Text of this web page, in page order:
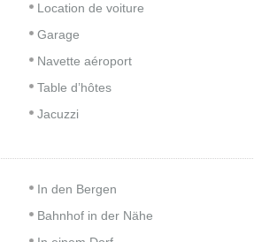
Location de voiture
Garage
Navette aéroport
Table d’hôtes
Jacuzzi
In den Bergen
Bahnhof in der Nähe